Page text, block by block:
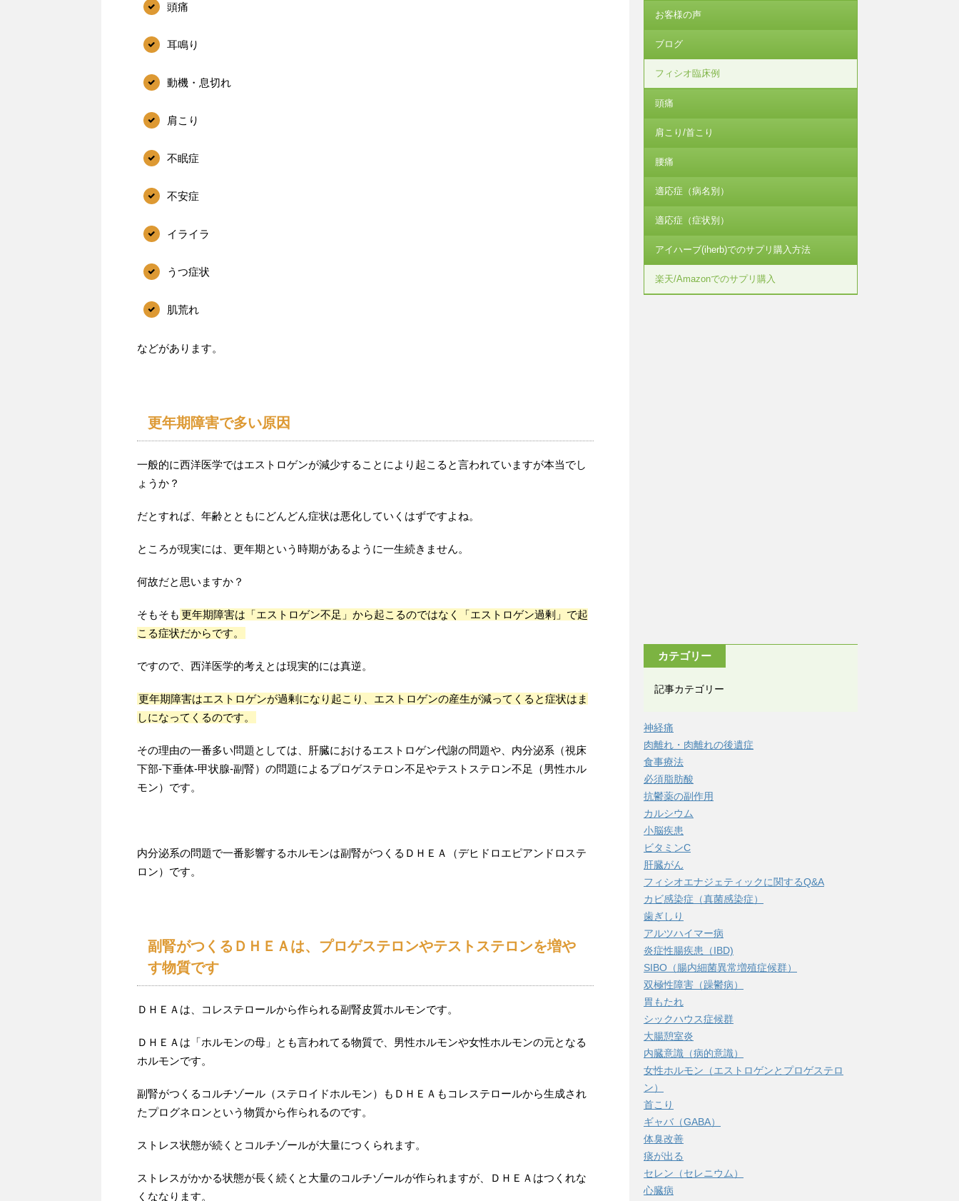
頭痛
耳鳴り
動機・息切れ
肩こり
不眠症
不安症
イライラ
うつ症状
肌荒れ
などがあります。
更年期障害で多い原因
一般的に西洋医学ではエストロゲンが減少することにより起こると言われていますが本当でし
ょうか？
だとすれば、年齢とともにどんどん症状は悪化していくはずですよね。
ところが現実には、更年期という時期があるように一生続きません。
何故だと思いますか？
そもそも 更年期障害は「エストロゲン不足」から起こるのではなく「エストロゲン過剰」で起
こる症状だからです。
ですので、西洋医学的考えとは現実的には真逆。
更年期障害はエストロゲンが過剰になり起こり、エストロゲンの産生が減ってくると症状はま
しになってくるのです。
その理由の一番多い問題としては、肝臓におけるエストロゲン代謝の問題や、内分泌系（視床
下部-下垂体-甲状腺-副腎）の問題によるプロゲステロン不足やテストステロン不足（男性ホル
モン）です。
内分泌系の問題で一番影響するホルモンは副腎がつくるＤＨＥＡ（デヒドロエピアンドロステ
ロン）です。
副腎がつくるＤＨＥＡは、プロゲステロンやテストステロンを増や
す物質です
ＤＨＥＡは、コレステロールから作られる副腎皮質ホルモンです。
ＤＨＥＡは「ホルモンの母」とも言われてる物質で、男性ホルモンや女性ホルモンの元となる
ホルモンです。
副腎がつくるコルチゾール（ステロイドホルモン）もＤＨＥＡもコレステロールから生成され
たプログネロンという物質から作られるのです。
ストレス状態が続くとコルチゾールが大量につくられます。
ストレスがかかる状態が長く続くと大量のコルチゾールが作られますが、ＤＨＥＡはつくれな
くななります。
お客様の声
ブログ
フィシオ臨床例
頭痛
肩こり/首こり
腰痛
適応症（病名別）
適応症（症状別）
アイハーブ(iherb)でのサプリ購入方法
楽天/Amazonでのサプリ購入
カテゴリー
記事カテゴリー
神経痛
肉離れ・肉離れの後遺症
食事療法
必須脂肪酸
抗鬱薬の副作用
カルシウム
小脳疾患
ビタミンC
肝臓がん
フィシオエナジェティックに関するQ&A
カビ感染症（真菌感染症）
歯ぎしり
アルツハイマー病
炎症性腸疾患（IBD)
SIBO（腸内細菌異常増殖症候群）
双極性障害（躁鬱病）
胃もたれ
シックハウス症候群
大腸憩室炎
内臓意識（病的意識）
女性ホルモン（エストロゲンとプロゲステロ
ン）
首こり
ギャバ（GABA）
体臭改善
痰が出る
セレン（セレニウム）
心臓病